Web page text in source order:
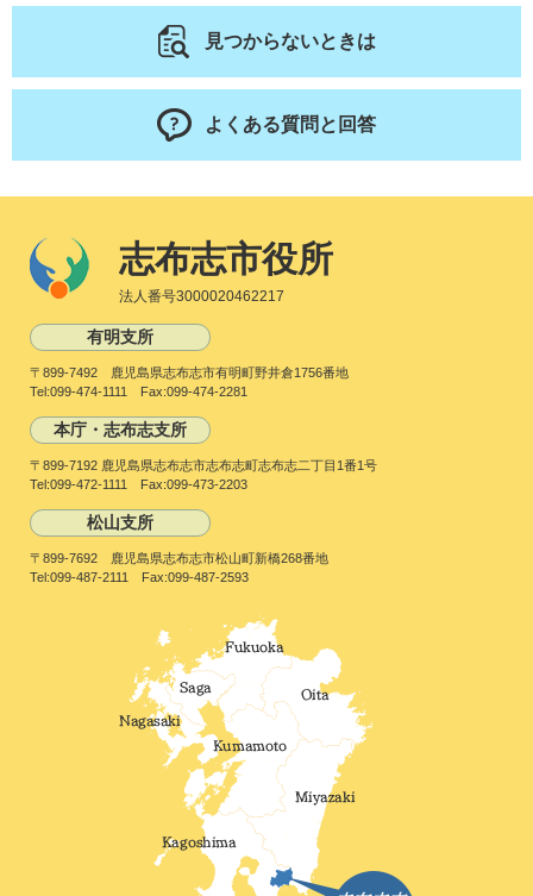
見つからないときは
よくある質問と回答
志布志市役所
法人番号3000020462217
有明支所
〒899-7492 鹿児島県志布志市有明町野井倉1756番地
Tel:099-474-1111 Fax:099-474-2281
本庁・志布志支所
〒899-7192 鹿児島県志布志市志布志町志布志二丁目1番1号
Tel:099-472-1111 Fax:099-473-2203
松山支所
〒899-7692 鹿児島県志布志市松山町新橋268番地
Tel:099-487-2111 Fax:099-487-2593